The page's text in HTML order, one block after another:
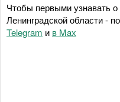
Чтобы первыми узнавать
Ленинградской области -
Telegram и в Maх